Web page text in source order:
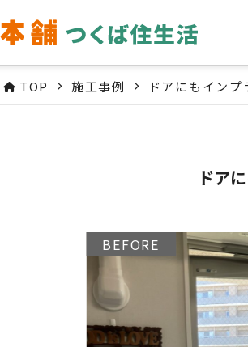
TOP 施工事例 ドアにもイン
ドア